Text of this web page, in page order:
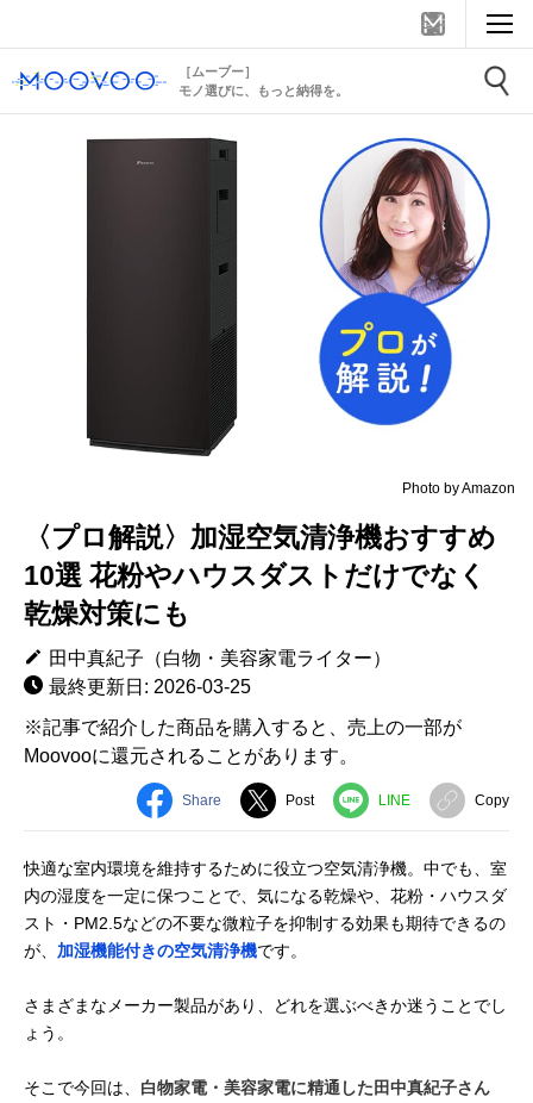
［ムーブー］
モノ選びに、もっと納得を。
Photo by Amazon
〈プロ解説〉加湿空気清浄機おすすめ
10選 花粉やハウスダストだけでなく
乾燥対策にも
田中真紀子（白物・美容家電ライター）
最終更新日: 2026-03-25
※記事で紹介した商品を購入すると、売上の一部が
Moovooに還元されることがあります。
Share Post LINE Copy
快適な室内環境を維持するために役立つ空気清浄機。中でも、室
内の湿度を一定に保つことで、気になる乾燥や、花粉・ハウスダ
スト・PM2.5などの不要な微粒子を抑制する効果も期待できるの
が、 加湿機能付きの空気清浄機です。
さまざまなメーカー製品があり、どれを選ぶべきか迷うことでし
ょう。
そこで今回は、 白物家電・美容家電に精通した田中真紀子さん